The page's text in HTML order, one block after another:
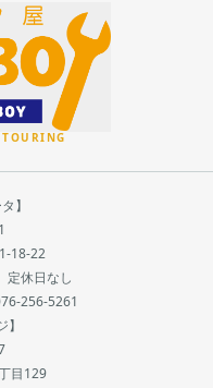
】
18-22
休日なし
256-5261
】
目129